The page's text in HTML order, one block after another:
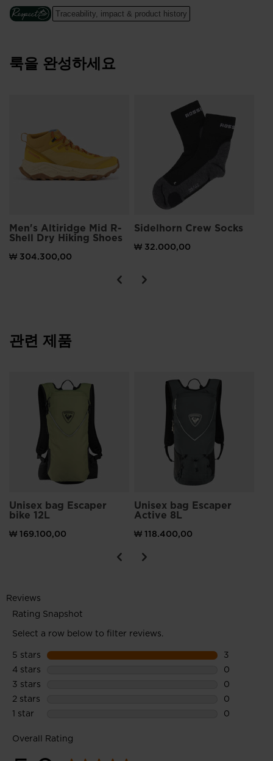
Secure Storage
Fleece-lined pocket stores sunglasses or phone plus straps to
Hydration Ready
Internal pocket for hydration bladder and tube routing (not
Shoulder straps and vented back panel conform to the body
for a snug, comfortable fit while skiing
100% Recycled
Made with 100% recycled polyester fibers
Traceability, impact & product history
룩을 완성하세요
Men's Altiridge Mid R-
Shell Dry Hiking Shoes
₩ 304.300,00
Sidelhorn Crew Socks
₩ 32.000,00
관련 제품
Unisex bag Escaper
bike 12L
₩ 169.100,00
Unisex bag Escaper
Active 8L
₩ 118.400,00